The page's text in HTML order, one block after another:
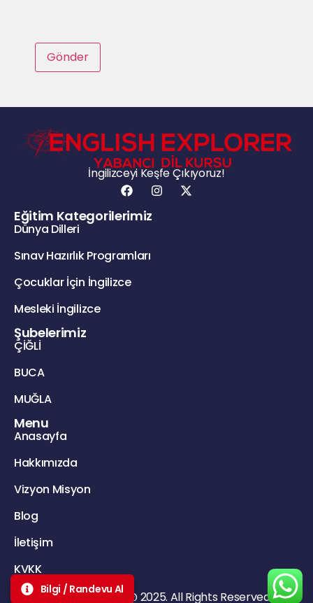
İngilizceyi Keşfe Çıkıyoruz!
Eğitim Kategorilerimiz
Dünya Dilleri
Sınav Hazırlık Programları
Çocuklar İçin İngilizce
Mesleki İngilizce
Şubelerimiz
ÇİĞLİ
BUCA
MUĞLA
Menu
Anasayfa
Hakkımızda
Vizyon Misyon
Blog
İletişim
KVKK
English Explorer @ 2025. All Rights Reserved.
Bilgi / Randevu Al